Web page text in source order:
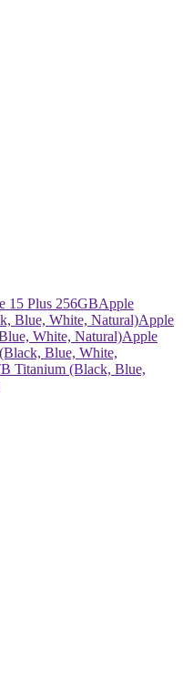
15 Plus 256GBApple
Blue, White, Natural)Apple
White, Natural)Apple
Blue, White,
Titanium (Black, Blue,